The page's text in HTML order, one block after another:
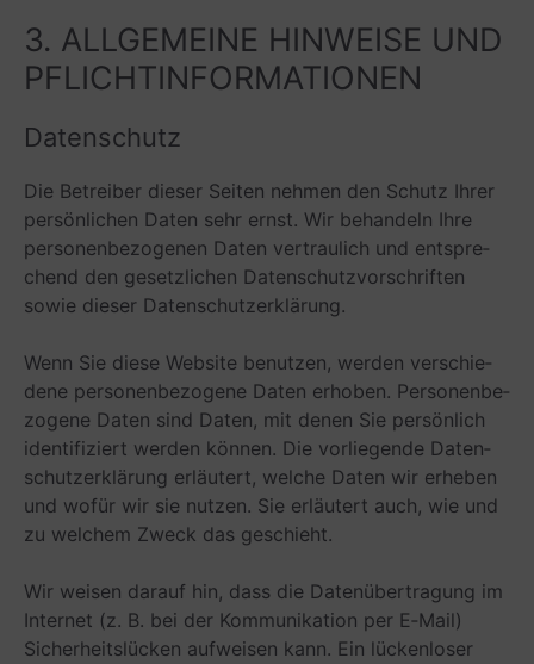
3. ALL­GE­MEINE HIN­WEISE UND
PFLICHTINFORMATIONEN
Daten­schutz
Die Betrei­ber die­ser Sei­ten neh­men den Schutz Ihrer
per­sön­li­chen Daten sehr ernst. Wir behan­deln Ihre
per­so­nen­be­zo­ge­nen Daten ver­trau­lich und ent­spre­
chend den gesetz­li­chen Daten­schutz­vor­schrif­ten
sowie die­ser Datenschutzerklärung.
Wenn Sie diese Web­site benut­zen, wer­den ver­schie­
dene per­so­nen­be­zo­gene Daten erho­ben. Per­so­nen­be­
zo­gene Daten sind Daten, mit denen Sie per­sön­lich
iden­ti­fi­ziert wer­den kön­nen. Die vor­lie­gende Daten­
schutz­er­klä­rung erläu­tert, wel­che Daten wir erhe­ben
und wofür wir sie nut­zen. Sie erläu­tert auch, wie und
zu wel­chem Zweck das geschieht.
Wir wei­sen dar­auf hin, dass die Daten­über­tra­gung im
Inter­net (z. B. bei der Kom­mu­ni­ka­tion per E‑Mail)
Sicher­heits­lü­cken auf­wei­sen kann. Ein lücken­lo­ser